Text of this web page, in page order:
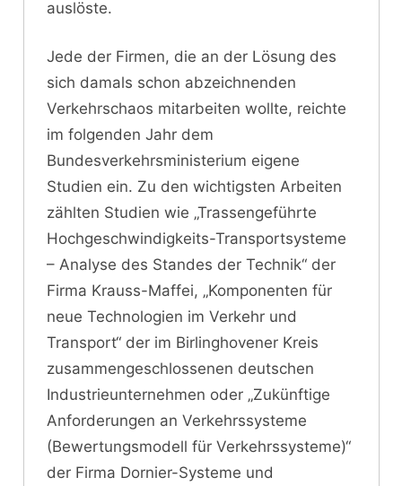
auslöste.
Jede der Firmen, die an der Lösung des
sich damals schon abzeichnenden
Verkehrschaos mitarbeiten wollte, reichte
im folgenden Jahr dem
Bundesverkehrsministerium eigene
Studien ein. Zu den wichtigsten Arbeiten
zählten Studien wie „Trassengeführte
Hochgeschwindigkeits-Transportsysteme
– Analyse des Standes der Technik“ der
Firma Krauss-Maffei, „Komponenten für
neue Technologien im Verkehr und
Transport“ der im Birlinghovener Kreis
zusammengeschlossenen deutschen
Industrieunternehmen oder „Zukünftige
Anforderungen an Verkehrssysteme
(Bewertungsmodell für Verkehrssysteme)“
der Firma Dornier-Systeme und